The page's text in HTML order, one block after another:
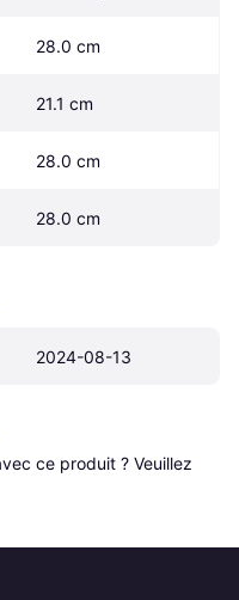
28.0 cm
21.1 cm
28.0 cm
28.0 cm
2024-08-13
ce produit ? Veuillez